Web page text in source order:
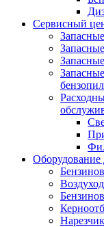
Сервисный
Оборудование